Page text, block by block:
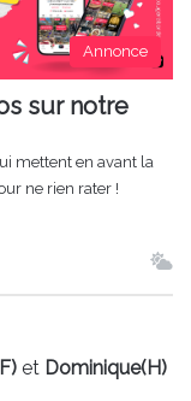
Annonce
sur notre
mettent en avant la
ne rien rater !
et Dominique(H)